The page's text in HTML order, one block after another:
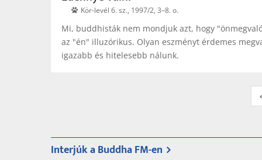
Kör-levél 6. sz., 1997/2, 3–8. o.
Mi, buddhisták nem mondjuk azt, hogy
az "én" illuzórikus. Olyan eszményt érdemes
igazabb és hitelesebb nálunk.
Interjúk a Buddha FM-en